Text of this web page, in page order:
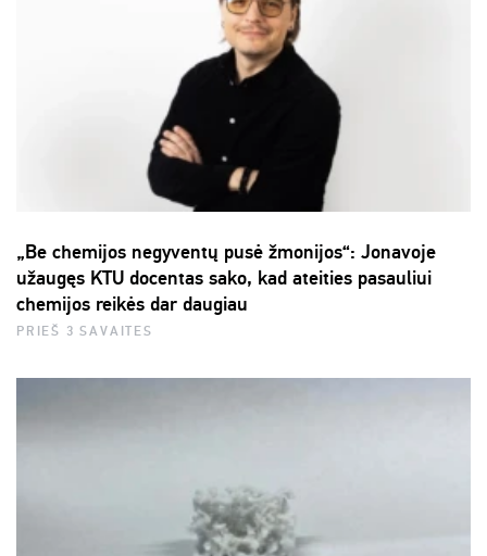
„Be chemijos negyventų pusė žmonijos“: Jonavoje
užaugęs KTU docentas sako, kad ateities pasauliui
chemijos reikės dar daugiau
PRIEŠ 3 SAVAITES